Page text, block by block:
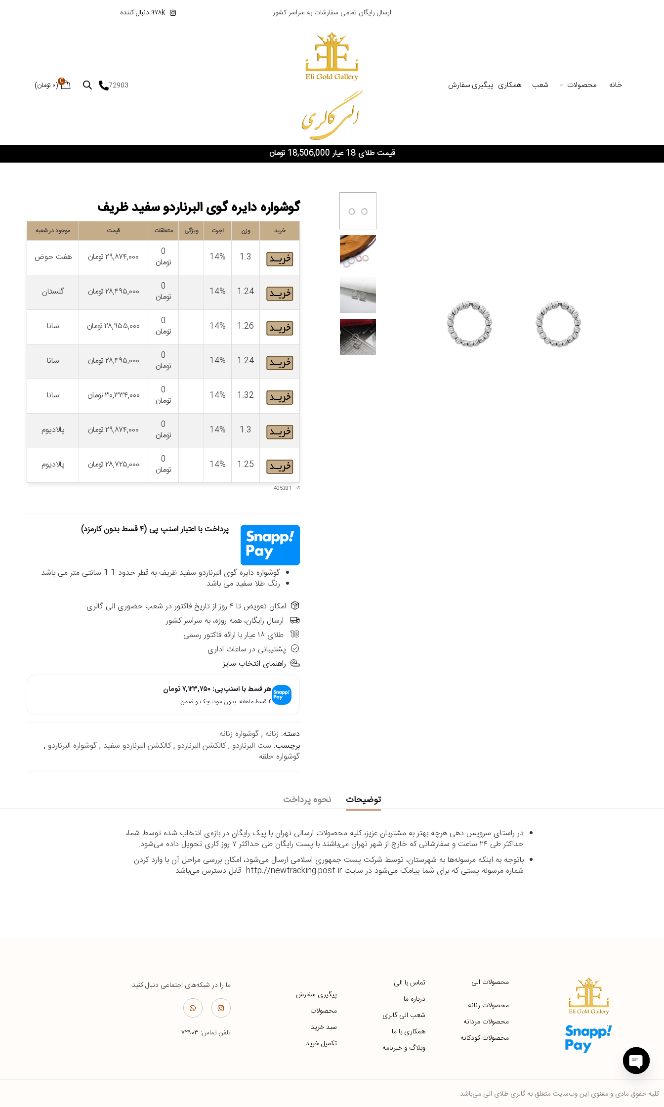
ارسال رایگان تمامی سفارشات به سراسر کشور ۹۷۸k دنبال کننده
خانه محصولات شعب همکاری پیگیری سفارش 72903
0
(۰ تومان)
قیمت طلای 18 عیار 18,506,000 تومان
گوشواره دایره گوی البرناردو سفید ظریف
خرید وزن اجرت ویژگی متعلقات قیمت موجود در شعبه
1.3
14%
0
تومان
۲۹,۸۷۴,۰۰۰تومان هفت حوض
1.24
14%
0
تومان
۲۸,۴۹۵,۰۰۰تومان گلستان
1.26
14%
0
تومان
۲۸,۹۵۵,۰۰۰تومان سانا
1.24
14%
0
تومان
۲۸,۴۹۵,۰۰۰تومان سانا
1.32
14%
0
تومان
۳۰,۳۳۴,۰۰۰تومان سانا
1.3
14%
0
تومان
۲۹,۸۷۴,۰۰۰تومان پالادیوم
1.25
14%
0
تومان
۲۸,۷۲۵,۰۰۰تومان پالادیوم
کد : 405381
پرداخت با اعتبار اسنپ پی (۴ قسط بدون کارمزد)
گوشواره دایره گوی البرناردو سفید ظریف به قطر حدود 1.1 سانتی متر می باشد.
رنگ طلا سفید می باشد.
امکان تعویض تا ۴ روز از تاریخ فاکتور در شعب حضوری الی گالری
ارسال رایگان، همه روزه، به سراسر کشور
طلای ۱۸ عیار با ارائه فاکتور رسمی
پشتیبانی در ساعات اداری
راهنمای انتخاب سایز
هر قسط با اسنپ‌پی: ۷,۱۲۳,۷۵۰تومان
۴ قسط ماهانه. بدون سود، چک و ضامن.
دسته: زنانه ,گوشواره زنانه
برچسب: ست البرناردو ,کالکشن البرناردو ,کالکشن البرناردو سفید ,گوشواره البرناردو ,
گوشواره حلقه
توضیحات نحوه پرداخت
در راستای سرویس دهی هرچه بهتر به مشتریان عزیز، کلیه محصولات ارسالی تهران با پیک رایگان در بازه‌ی انتخاب شده توسط شما،
حداکثر طی ۲۴ ساعت و سفارشاتی که خارج از شهر تهران می‌باشند با پست رایگان طی حداکثر ۷ روز کاری تحویل داده می‌شود.
باتوجه به اینکه مرسوله‌ها به شهرستان، توسط شرکت پست جمهوری اسلامی ارسال می‌شود، امکان بررسی مراحل آن با وارد کردن
شماره مرسوله پستی که برای شما پیامک می‌شود در سایت http://newtracking.post.ir قابل دسترس می‌باشد.
محصولات الی
محصولات زنانه
محصولات مردانه
محصولات کودکانه
تماس با الی
درباره ما
شعب الی گالری
همکاری با ما
وبلاگ و خبرنامه
پیگیری سفارش
محصولات
سبد خرید
تکمیل خرید
ما را در شبکه‌های اجتماعی دنبال کنید
تلفن تماس: ۷۲۹۰۳
کلیه حقوق مادی و معنوی این وب‌سایت متعلق به گالری طلای الی می‌باشد.
chaty